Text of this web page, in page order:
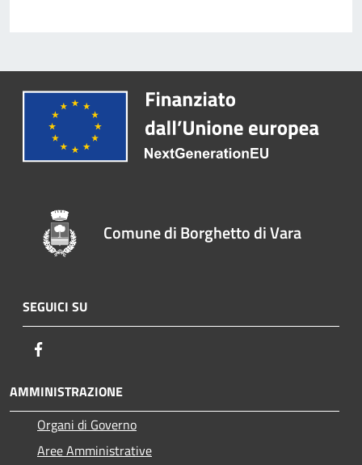
Comune di Borghetto di Vara
SEGUICI SU
AMMINISTRAZIONE
Organi di Governo
Aree Amministrative